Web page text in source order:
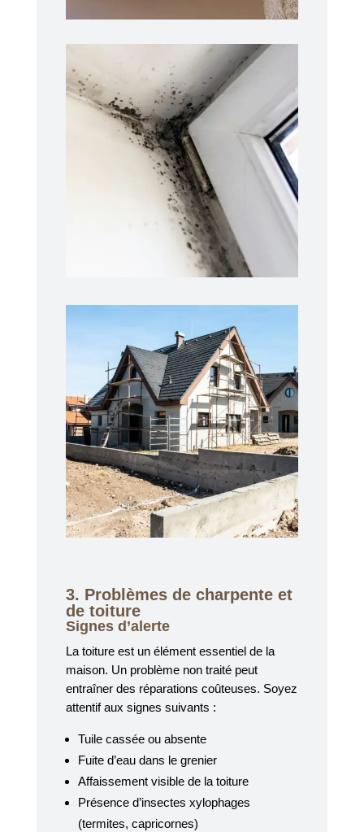
3. Problèmes de charpente et
de toiture
Signes d’alerte
La toiture est un élément essentiel de la
maison. Un problème non traité peut
entraîner des réparations coûteuses. Soyez
attentif aux signes suivants :
Tuile cassée ou absente
Fuite d’eau dans le grenier
Affaissement visible de la toiture
Présence d’insectes xylophages
(termites, capricornes)